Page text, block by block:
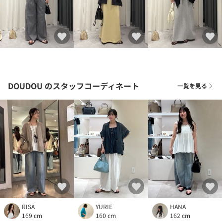
DOUDOU のスタッフコーディネート 一覧を見る
RISA
169 cm
YURIE
160 cm
HANA
162 cm